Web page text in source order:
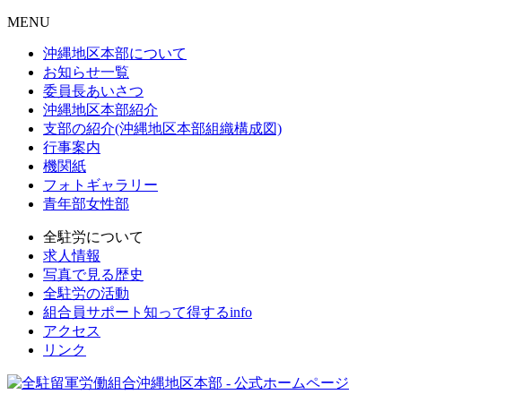
MENU
沖縄地区本部について
お知らせ一覧
委員長あいさつ
沖縄地区本部紹介
支部の紹介(沖縄地区本部組織構成図)
行事案内
機関紙
フォトギャラリー
青年部女性部
全駐労について
求人情報
写真で見る歴史
全駐労の活動
組合員サポート知って得するinfo
アクセス
リンク